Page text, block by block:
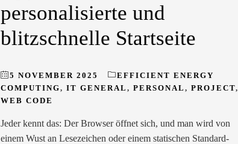
personalisierte und
blitzschnelle Startseite
5 NOVEMBER 2025
EFFICIENT ENERGY
COMPUTING, IT GENERAL , PERSONAL , PROJECT,
WEB CODE
Jeder kennt das: Der Browser öffnet sich, und man wird von
einem Wust an Lesezeichen oder einem statischen Standard-